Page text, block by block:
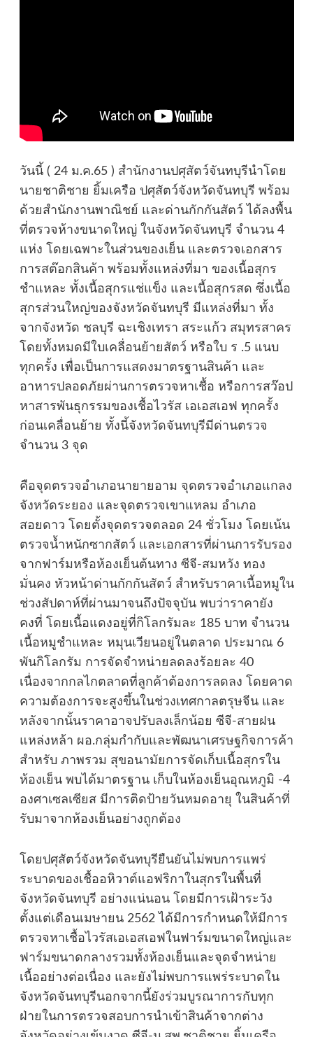
วันนี้ ( 24 ม.ค.65 ) สำนักงานปศุสัตว์จันทบุรีนำโดย
นายชาติชาย ยิ้มเครือ ปศุสัตว์จังหวัดจันทบุรี พร้อม
ด้วยสำนักงานพาณิชย์ และด่านกักกันสัตว์ ได้ลงพื้น
ที่ตรวจห้างขนาดใหญ่ ในจังหวัดจันทบุรี จำนวน 4
แห่ง โดยเฉพาะในส่วนของเย็น และตรวจเอกสาร
การสต๊อกสินค้า พร้อมทั้งแหล่งที่มา ของเนื้อสุกร
ชำแหละ ทั้งเนื้อสุกรแช่แข็ง และเนื้อสุกรสด ซึ่งเนื้อ
สุกรส่วนใหญ่ของจังหวัดจันทบุรี มีแหล่งที่มา ทั้ง
จากจังหวัด ชลบุรี ฉะเชิงเทรา สระแก้ว สมุทรสาคร
โดยทั้งหมดมีใบเคลื่อนย้ายสัตว์ หรือใบ ร .5 แนบ
ทุกครั้ง เพื่อเป็นการแสดงมาตรฐานสินค้า และ
อาหารปลอดภัยผ่านการตรวจหาเชื้อ หรือการสว๊อป
หาสารพันธุกรรมของเชื้อไวรัส เอเอสเอฟ ทุกครั้ง
ก่อนเคลื่อนย้าย ทั้งนี้จังหวัดจันทบุรีมีด่านตรวจ
จำนวน 3 จุด
คือจุดตรวจอำเภอนายายอาม จุดตรวจอำเภอแกลง
จังหวัดระยอง และจุดตรวจเขาแหลม อำเภอ
สอยดาว โดยตั้งจุดตรวจตลอด 24 ชั่วโมง โดยเน้น
ตรวจน้ำหนักซากสัตว์ และเอกสารที่ผ่านการรับรอง
จากฟาร์มหรือห้องเย็นต้นทาง ซีจี-สมหวัง ทอง
มั่นคง หัวหน้าด่านกักกันสัตว์ สำหรับราคาเนื้อหมูใน
ช่วงสัปดาห์ที่ผ่านมาจนถึงปัจจุบัน พบว่าราคายัง
คงที่ โดยเนื้อแดงอยู่ที่กิโลกรัมละ 185 บาท จำนวน
เนื้อหมูชำแหละ หมุนเวียนอยู่ในตลาด ประมาณ 6
พันกิโลกรัม การจัดจำหน่ายลดลงร้อยละ 40
เนื่องจากกลไกตลาดที่ลูกค้าต้องการลดลง โดยคาด
ความต้องการจะสูงขึ้นในช่วงเทศกาลตรุษจีน และ
หลังจากนั้นราคาอาจปรับลงเล็กน้อย ซีจี-สายฝน
แหล่งหล้า ผอ.กลุ่มกำกับและพัฒนาเศรษฐกิจการค้า
สำหรับ ภาพรวม สุขอนามัยการจัดเก็บเนื้อสุกรใน
ห้องเย็น พบได้มาตรฐาน เก็บในห้องเย็นอุณหภูมิ -4
องศาเซลเซียส มีการติดป้ายวันหมดอายุ ในสินค้าที่
รับมาจากห้องเย็นอย่างถูกต้อง
โดยปศุสัตว์จังหวัดจันทบุรียืนยันไม่พบการแพร่
ระบาดของเชื้ออหิวาต์แอฟริกาในสุกรในพื้นที่
จังหวัดจันทบุรี อย่างแน่นอน โดยมีการเฝ้าระวัง
ตั้งแต่เดือนเมษายน 2562 ได้มีการกำหนดให้มีการ
ตรวจหาเชื้อไวรัสเอเอสเอฟในฟาร์มขนาดใหญ่และ
ฟาร์มขนาดกลางรวมทั้งห้องเย็นและจุดจำหน่าย
เนื้ออย่างต่อเนื่อง และยังไม่พบการแพร่ระบาดใน
จังหวัดจันทบุรีนอกจากนี้ยังร่วมบูรณาการกับทุก
ฝ่ายในการตรวจสอบการนำเข้าสินค้าจากต่าง